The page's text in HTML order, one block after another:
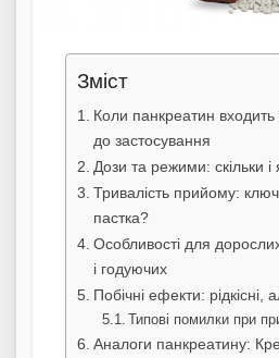
Зміст
Коли панкреатин входить
до застосування
Дози та режими: скільки і
Тривалість прийому:
пастка?
Особливості для
і годуючих
Побічні ефекти: рідкісні,
Типові помилки при
Аналоги панкреатину: